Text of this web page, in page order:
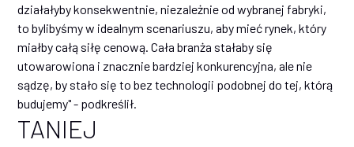
działałyby konsekwentnie, niezależnie od wybranej fabryki,
to bylibyśmy w idealnym scenariuszu, aby mieć rynek, który
miałby całą siłę cenową. Cała branża stałaby się
utowarowiona i znacznie bardziej konkurencyjna, ale nie
sądzę, by stało się to bez technologii podobnej do tej, którą
budujemy" - podkreślił.
TANIEJ